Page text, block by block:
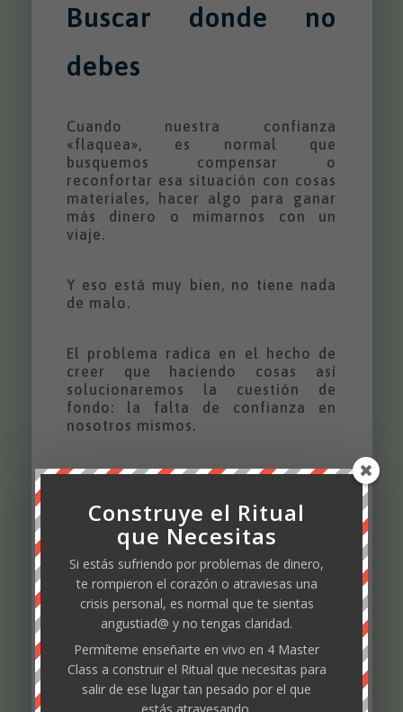
Buscar donde no
debes
Cuando nuestra confianza
«flaquea», es normal que
busquemos compensar o
reconfortar esa situación con cosas
materiales, hacer algo para ganar
más dinero o mimarnos con un
viaje.
Y eso está muy bien, no tiene nada
de malo.
El problema radica en el hecho de
creer que haciendo cosas así
solucionaremos la cuestión de
fondo: la falta de confianza en
nosotros mismos.
En el post de «cómo reconciliarte
que grafica muy bien la locura que
hacemos los seres humanos al
buscar una y otra vez, la solución a
nuestros problemas en donde ya
sabemos que no lo vamos a
encontrar. La resumo aquí pero
recomiendo que le eches un ojillo a
Un hombre busca las llaves de bajo
de un poste de luz, de noche, y otro
Construye el Ritual
que Necesitas
Si estás sufriendo por problemas de dinero,
te rompieron el corazón o atraviesas una
crisis personal, es normal que te sientas
angustiad@ y no tengas claridad.
Permíteme enseñarte en vivo en 4 Master
Class a construir el Ritual que necesitas para
salir de ese lugar tan pesado por el que
estás atravesando.